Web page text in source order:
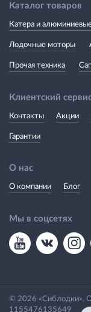
Каталог товаров
Катера и
Лодочные моторы
Прочая техника
Клиентский
Контакты Акции
Гарантии
О нас
О компании Блог
Мы в соцсетях
© 2026 «Сиблодки».
1155476135649